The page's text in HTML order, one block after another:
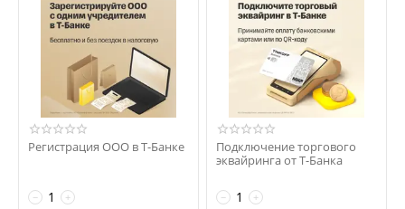
Регистрация ООО в Т-Банке
+
−
Подключение торгового
эквайринга от Т-Банка
+
−